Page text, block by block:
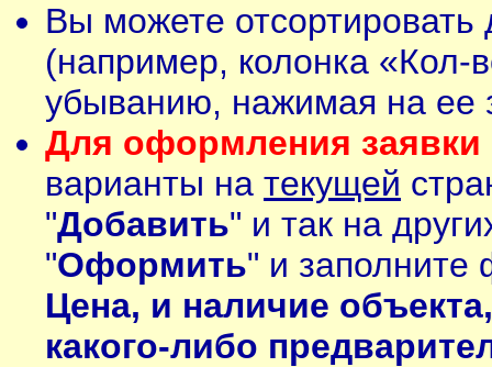
Вы можете
(например, колонка «Кол-
убыванию, нажимая на ее
Для оформления заявки
варианты на текущей
"Добавить" и так на
"Оформить" и заполните
Цена, и наличие
какого-либо